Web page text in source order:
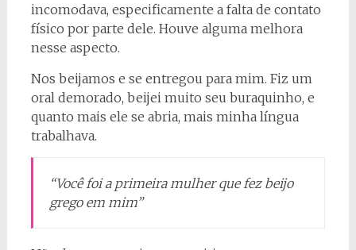
incomodava, especificamente a falta de contato
físico por parte dele. Houve alguma melhora
nesse aspecto.
Nos beijamos e se entregou para mim. Fiz um
oral demorado, beijei muito seu buraquinho, e
quanto mais ele se abria, mais minha língua
trabalhava.
“Você foi a primeira mulher que fez beijo
grego em mim”